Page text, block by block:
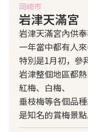
岡崎市
岩津天滿宮
岩津天滿宮內供
一年當中都有人
特別是1月初，參
岩津整個地區都
紅梅、白梅、
垂枝梅等各個品
是知名的賞梅景點